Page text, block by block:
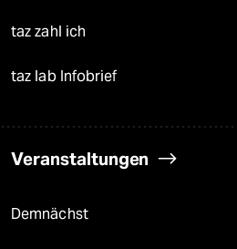
taz zahl ich
taz lab Infobrief
Veranstaltungen
Demnächst